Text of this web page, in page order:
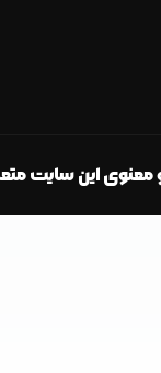
این سایت